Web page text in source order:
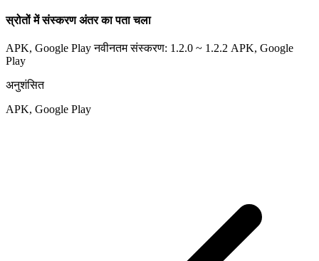
स्रोतों में संस्करण अंतर का पता चला
APK, Google Play नवीनतम संस्करण: 1.2.0 ~ 1.2.2 APK, Google
Play
अनुशंसित
APK, Google Play